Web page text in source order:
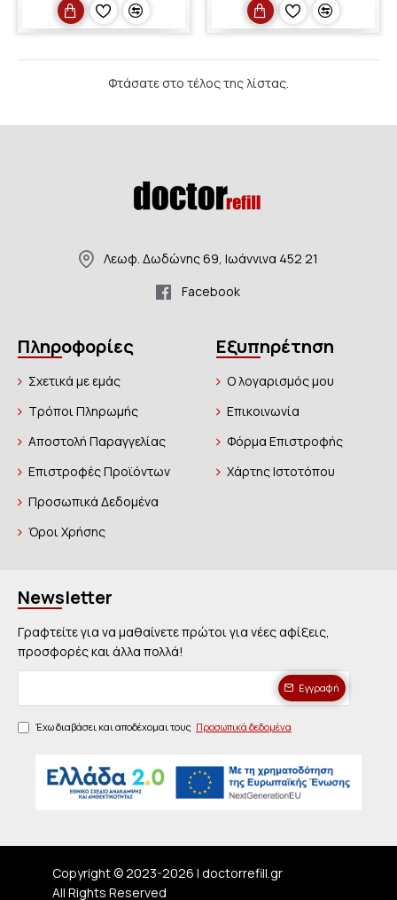
Φτάσατε στο τέλος της λίστας.
Λεωφ. Δωδώνης 69, Ιωάννινα 452 21
Facebook
Πληροφορίες
Σχετικά με εμάς
Τρόποι Πληρωμής
Αποστολή Παραγγελίας
Επιστροφές Προϊόντων
Προσωπικά Δεδομένα
Όροι Χρήσης
Εξυπηρέτηση
Ο λογαρισμός μου
Επικοινωνία
Φόρμα Επιστροφής
Χάρτης Ιστοτόπου
Newsletter
Γραφτείτε για να μαθαίνετε πρώτοι για νέες αφίξεις,
προσφορές και άλλα πολλά!
Εγγραφή
Έχω διαβάσει και αποδέχομαι τους Προσωπικά δεδομένα
Copyright © 2023-2026 | doctorrefill.gr
All Rights Reserved